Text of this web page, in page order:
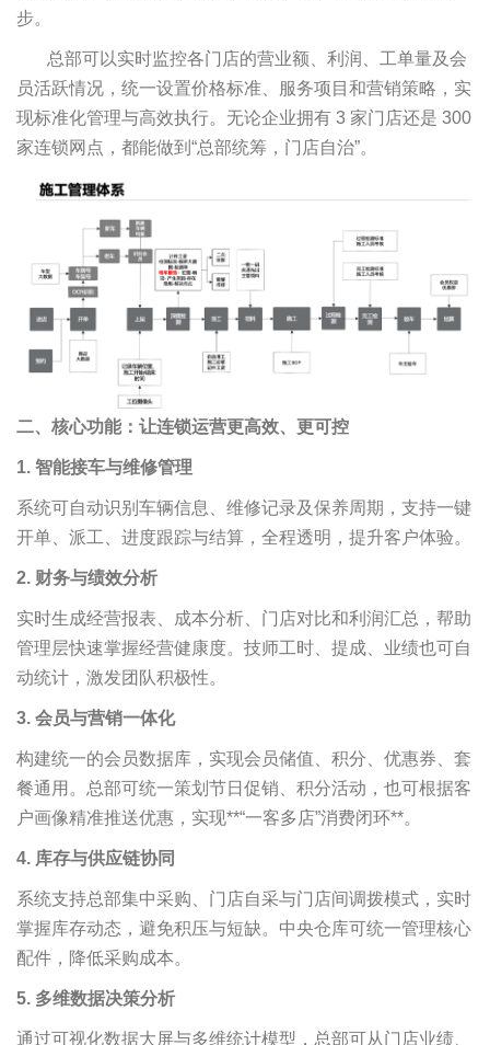
步。
总部可以实时监控各门店的营业额、利润、工单量及会
员活跃情况，统一设置价格标准、服务项目和营销策略，实
现标准化管理与高效执行。无论企业拥有 3 家门店还是 300
家连锁网点，都能做到“总部统筹，门店自治”。
二、核心功能：让连锁运营更高效、更可控
1. 智能接车与维修管理
系统可自动识别车辆信息、维修记录及保养周期，支持一键
开单、派工、进度跟踪与结算，全程透明，提升客户体验。
2. 财务与绩效分析
实时生成经营报表、成本分析、门店对比和利润汇总，帮助
管理层快速掌握经营健康度。技师工时、提成、业绩也可自
动统计，激发团队积极性。
3. 会员与营销一体化
构建统一的会员数据库，实现会员储值、积分、优惠券、套
餐通用。总部可统一策划节日促销、积分活动，也可根据客
户画像精准推送优惠，实现**“一客多店”消费闭环**。
4. 库存与供应链协同
系统支持总部集中采购、门店自采与门店间调拨模式，实时
掌握库存动态，避免积压与短缺。中央仓库可统一管理核心
配件，降低采购成本。
5. 多维数据决策分析
通过可视化数据大屏与多维统计模型，总部可从门店业绩、